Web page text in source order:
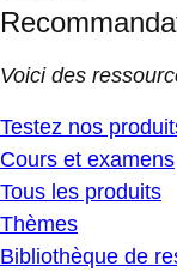
Voici des
Testez nos
Cours et examens
Tous les produits
Thèmes
Bibliothèque de